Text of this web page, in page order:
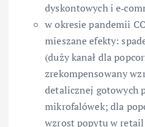
dyskontowych i
w okresie pandemii
mieszane efekty:
(duży kanał dla
zrekompensowany
detalicznej gotowych
mikrofalówek; dla
wzrost popytu w retail